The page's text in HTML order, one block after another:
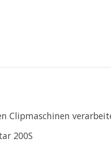
Clipmaschinen
200S